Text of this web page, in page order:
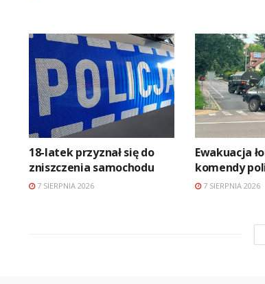
18-latek przyznał się do
zniszczenia samochodu
7 SIERPNIA 2026
Ewakuacja
komendy
7 SIERPNIA 2026